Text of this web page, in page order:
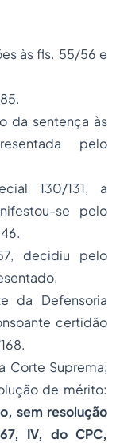
às fls. 55/56 e
da sentença às
pelo
130/131, a
se pelo
decidiu pelo
da Defensoria
certidão
Corte Suprema,
de mérito:
sem resolução
IV, do CPC,